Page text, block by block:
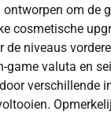
om de
cosmetische
de niveaus
game valuta en
verschillende